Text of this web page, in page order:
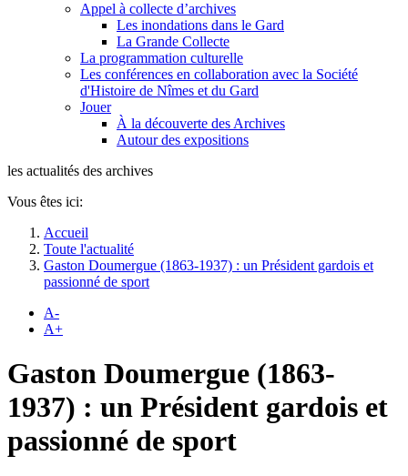
Appel à collecte d’archives
Les inondations dans le Gard
La Grande Collecte
La programmation culturelle
Les conférences en collaboration avec la Société
d'Histoire de Nîmes et du Gard
Jouer
À la découverte des Archives
Autour des expositions
les actualités des archives
Vous êtes ici:
Accueil
Toute l'actualité
Gaston Doumergue (1863-1937) : un Président gardois et
passionné de sport
A-
A+
Gaston Doumergue (1863-
1937) : un Président gardois et
passionné de sport